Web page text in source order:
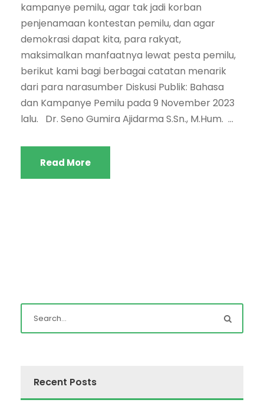
kampanye pemilu, agar tak jadi korban
penjenamaan kontestan pemilu, dan agar
demokrasi dapat kita, para rakyat,
maksimalkan manfaatnya lewat pesta pemilu,
berikut kami bagi berbagai catatan menarik
dari para narasumber Diskusi Publik: Bahasa
dan Kampanye Pemilu pada 9 November 2023
lalu. Dr. Seno Gumira Ajidarma S.Sn., M.Hum. ...
Read More
Recent Posts